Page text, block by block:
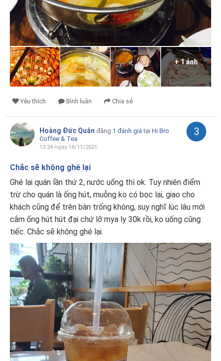
+ 1 ảnh
Yêu thích Bình luận Chia sẻ
Hoàng Đức Quân đăng 1 đánh giá tại Hi Bro
Coffee & Tea
13:24 ngày 16/11/2021
3
Chắc sẽ không ghé lại
Ghé lại quán lần thứ 2, nước uống thì ok. Tuy nhiên điểm
trừ cho quán là ống hút, muỗng ko có bọc lại, giao cho
khách cũng để trên bàn trống không, suy nghĩ lúc lâu mới
cắm ống hút hút đại chứ lỡ mya ly 30k rồi, ko uống cũng
tiếc. Chắc sẽ không ghé lại.